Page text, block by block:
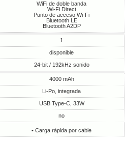
WiFi de doble banda
Wi-Fi Direct
Punto de acceso Wi-Fi
Bluetooth LE
Bluetooth A2DP
1
disponible
24-bit / 192kHz sonido
4000 mAh
Li-Po, integrada
USB Type-C, 33W
no
• Carga rápida por cable